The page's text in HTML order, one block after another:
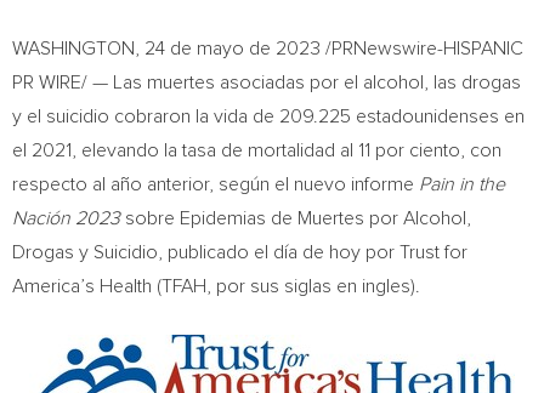
WASHINGTON 24 de mayo de 2023 /PRNewswire-HISPANIC
PR WIRE/ — Las muertes asociadas por el alcohol, las drogas
y el suicidio cobraron la vida de 209.225 estadounidenses en
el 2021, elevando la tasa de mortalidad al 11 por ciento, con
respecto al año anterior, según el nuevo informe Pain in the
Nación 2023sobre Epidemias de Muertes por Alcohol,
Drogas y Suicidio, publicado el día de hoy por Trust for
America’s Health (TFAH, por sus siglas en ingles).